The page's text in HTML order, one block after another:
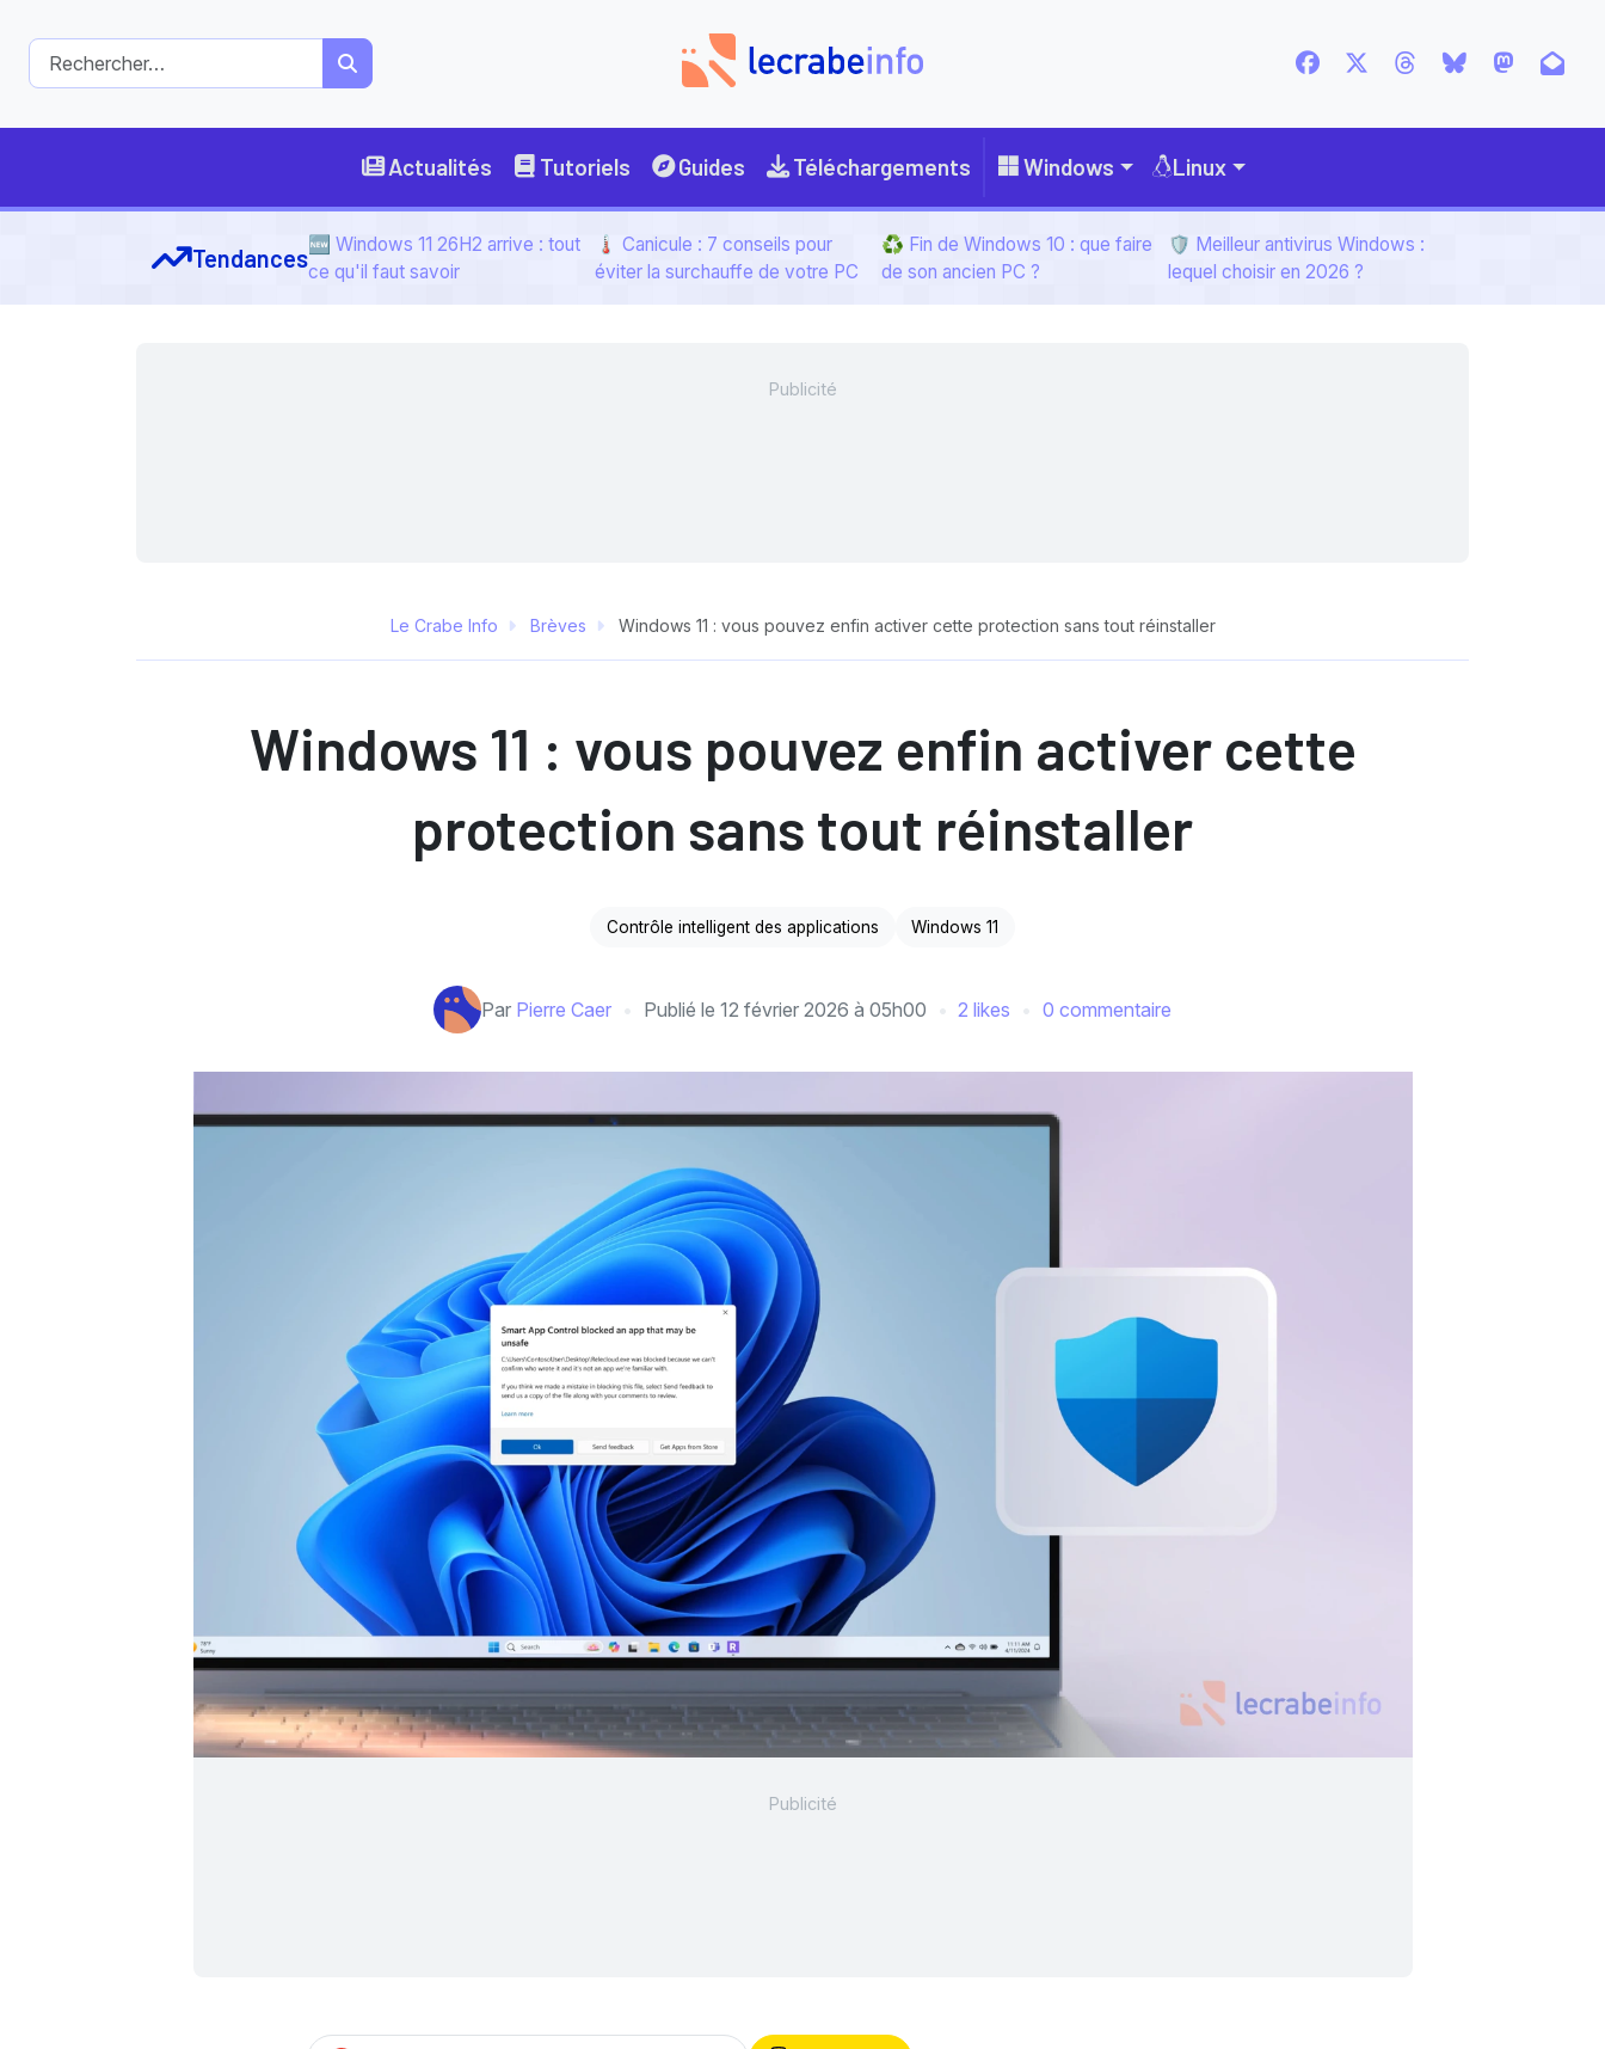
Actualités Tutoriels Guides Téléchargements Windows Linux
Tendances🆕 Windows 11 26H2 arrive : tout
ce qu'il faut savoir
🌡️ Canicule : 7 conseils pour
éviter la surchauffe de votre PC
♻️ Fin de Windows 10 : que faire
de son ancien PC ?
🛡️ Meilleur antivirus Windows :
lequel choisir en 2026 ?
Le Crabe Info Brèves Windows 11 : vous pouvez enfin activer cette protection sans tout réinstaller
Windows 11 : vous pouvez enfin activer cette
protection sans tout réinstaller
Contrôle intelligent des applications Windows 11
Par Pierre Caer Publié le 12 février 2026 à 05h00 2 likes 0 commentaire